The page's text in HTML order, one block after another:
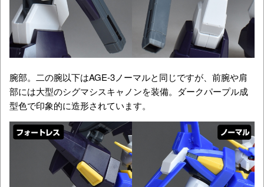
腕部。二の腕以下はAGE-3ノーマルと同じですが、前腕や肩
部には大型のシグマシスキャノンを装備。ダークパープル成
型色で印象的に造形されています。